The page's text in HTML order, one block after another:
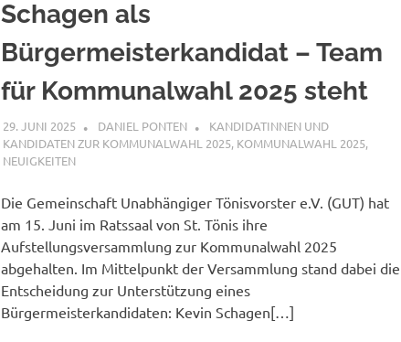
Schagen als
Bürgermeisterkandidat – Team
für Kommunalwahl 2025 steht
29. JUNI 2025 DANIEL PONTEN
KANDIDATINNEN UND
KANDIDATEN ZUR KOMMUNALWAHL 2025, KOMMUNALWAHL 2025,
NEUIGKEITEN
Die Gemeinschaft Unabhängiger Tönisvorster e.V. (GUT) hat
am 15. Juni im Ratssaal von St. Tönis ihre
Aufstellungsversammlung zur Kommunalwahl 2025
abgehalten. Im Mittelpunkt der Versammlung stand dabei die
Entscheidung zur Unterstützung eines
Bürgermeisterkandidaten: Kevin Schagen[…]